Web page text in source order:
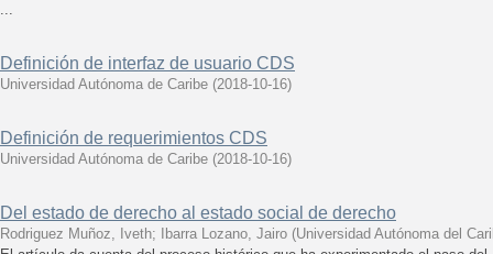
...
Definición de interfaz de usuario CDS
Universidad Autónoma de Caribe (2018-10-16)
Definición de requerimientos CDS
Universidad Autónoma de Caribe (2018-10-16)
Del estado de derecho al estado social de derecho
Rodriguez Muñoz, Iveth; Ibarra Lozano, Jairo (Universidad Autónoma del